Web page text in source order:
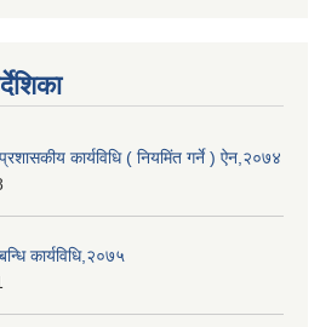
कार्यविधि ( नियमिंत गर्ने ) ऐन,२०७४
कार्यविधि,२०७५